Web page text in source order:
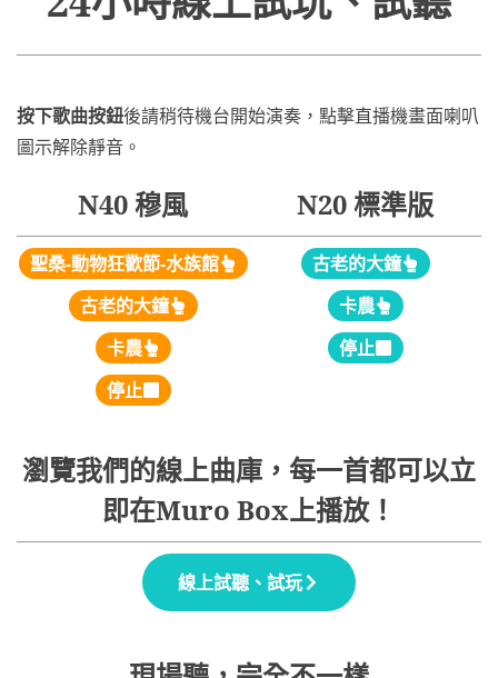
按下歌曲按鈕後請稍待機台開始演奏，點擊直播機畫面喇叭
圖示解除靜音。
N40 穆風
聖桑-動物狂歡節-水族館
古老的大鐘
卡農
停止
N20 標準版
古老的大鐘
卡農
停止
瀏覽我們的線上曲庫，每一首都可以立
即在Muro Box上播放！
線上試聽、試玩